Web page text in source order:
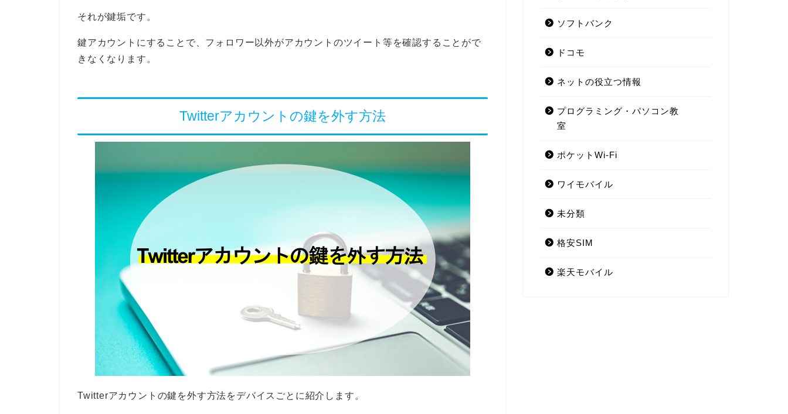
それが鍵垢です。
鍵アカウントにすることで、フォロワー以外がアカウントのツイート等を確認することがで
きなくなります。
Twitterアカウントの鍵を外す方法
Twitterアカウントの鍵を外す方法をデバイスごとに紹介します。
ソフトバンク
ドコモ
ネットの役立つ情報
プログラミング・パソコン教
室
ポケットWi-Fi
ワイモバイル
未分類
格安SIM
楽天モバイル